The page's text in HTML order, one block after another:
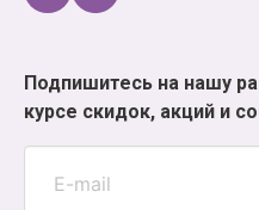
Подпишитесь на нашу
курсе скидок, акций и